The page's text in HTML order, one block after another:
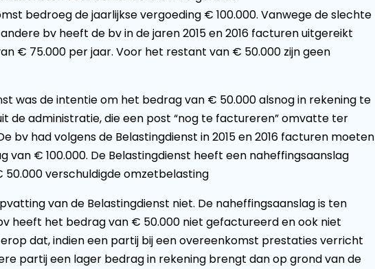
bedroeg de jaarlijkse vergoeding € 100.000. Vanwege de slechte
bv heeft de bv in de jaren 2015 en 2016 facturen uitgereikt
€ 75.000 per jaar. Voor het restant van € 50.000 zijn geen
was de intentie om het bedrag van € 50.000 alsnog in rekening te
de administratie, die een post “nog te factureren” omvatte ter
bv had volgens de Belastingdienst in 2015 en 2016 facturen moeten
van € 100.000. De Belastingdienst heeft een naheffingsaanslag
verschuldigde omzetbelasting
van de Belastingdienst niet. De naheffingsaanslag is ten
heeft het bedrag van € 50.000 niet gefactureerd en ook niet
dat, indien een partij bij een overeenkomst prestaties verricht
partij een lager bedrag in rekening brengt dan op grond van de